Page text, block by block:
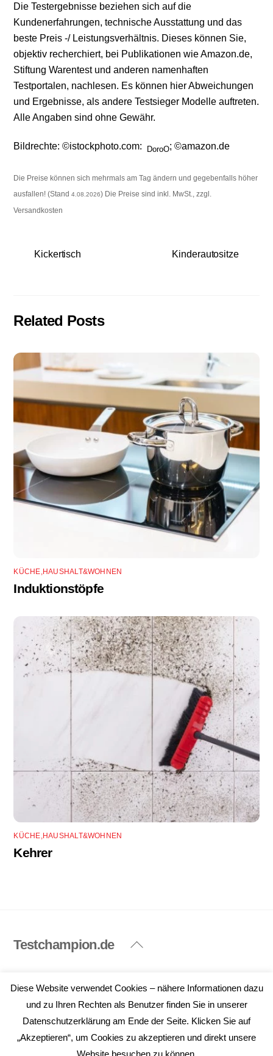
Die Testergebnisse beziehen sich auf die
Kundenerfahrungen, technische Ausstattung und das
beste Preis -/ Leistungsverhältnis. Dieses können Sie,
objektiv recherchiert, bei Publikationen wie Amazon.de,
Stiftung Warentest und anderen namenhaften
Testportalen, nachlesen. Es können hier Abweichungen
und Ergebnisse, als andere Testsieger Modelle auftreten.
Alle Angaben sind ohne Gewähr.
Bildrechte: ©istockphoto.com: DoroO; ©amazon.de
Die Preise können sich mehrmals am Tag ändern und gegebenfalls höher
ausfallen! (Stand4.08.2026) Die Preise sind inkl. MwSt., zzgl.
Versandkosten
Kickertisch Kinderautositze
Related Posts
KÜCHE,HAUSHALT&WOHNEN
Induktionstöpfe
KÜCHE,HAUSHALT&WOHNEN
Kehrer
Back
Testchampion.de
Diese Website verwendet Cookies – nähere Informationen dazu
und zu Ihren Rechten als Benutzer finden Sie in unserer
Datenschutzerklärung am Ende der Seite. Klicken Sie auf
„Akzeptieren“, um Cookies zu akzeptieren und direkt unsere
Website besuchen zu können.